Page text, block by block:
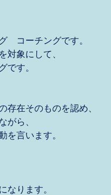
　コーチングです。
対象にして、
です。
存在そのものを認め、
がら、
を言います。
なります。